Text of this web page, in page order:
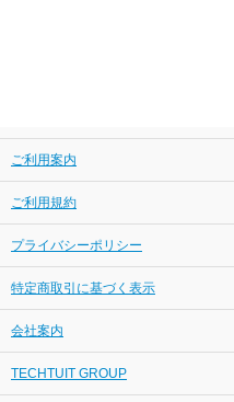
ご利用案内
ご利用規約
プライバシーポリシー
特定商取引に基づく表示
会社案内
TECHTUIT GROUP